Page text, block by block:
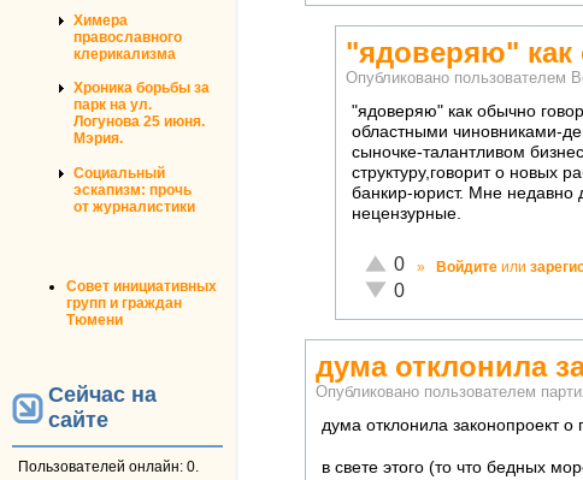
Химера
православного
клерикализма
Хроника борьбы за
парк на ул.
Логунова 25 июня.
Мэрия.
Социальный
эскапизм: прочь
от журналистики
Совет инициативных
групп и граждан
Тюмени
Сейчас на
сайте
Пользователей онлайн: 0.
"ядоверяю"
Опубликовано пользователем
"ядоверяю" как обычно
областными чиновниками-
сыночке-талантливом
структуру,говорит о новых
банкир-юрист. Мне недавно
нецензурные.
Отлично!
0
Неадекватно!
0
» Войдите или
дума отклонила
Опубликовано пользователем
дума отклонила законопроект
в свете этого (то что бедных